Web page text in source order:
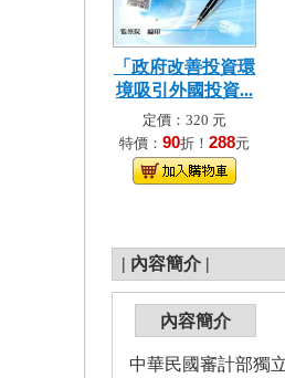
「政府改善投資環
境吸引外國投資...
定價：320 元
特價： 90折！ 288元
| 內容簡介 |
內容簡介
中華民國審計部獨